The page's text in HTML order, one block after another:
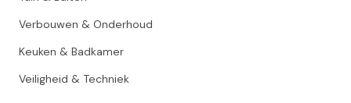
Verbouwen & Onderhoud
Keuken & Badkamer
Veiligheid & Techniek